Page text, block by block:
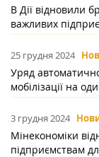
В Дії відновили
важливих
25 грудня 2024
Уряд
мобілізації на
3 грудня 2024
Мінекономіки
підприємствам